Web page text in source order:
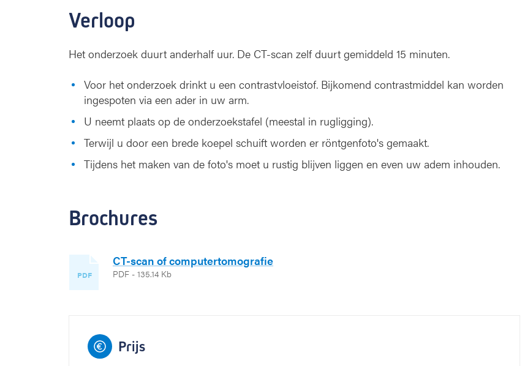
Verloop
Het onderzoek duurt anderhalf uur. De CT-scan zelf duurt gemiddeld 15 minuten.
Voor het onderzoek drinkt u een contrastvloeistof. Bijkomend contrastmiddel kan worden
ingespoten via een ader in uw arm.
U neemt plaats op de onderzoekstafel (meestal in rugligging).
Terwijl u door een brede koepel schuift worden er röntgenfoto's gemaakt.
Tijdens het maken van de foto's moet u rustig blijven liggen en even uw adem inhouden.
Brochures
PDF
CT-scan of computertomografie
PDF - 135.14 Kb
Prijs